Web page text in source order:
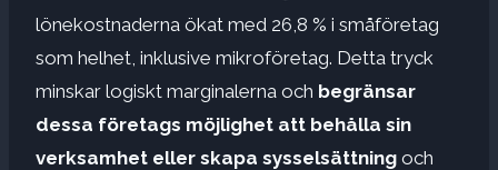
lönekostnaderna ökat med 26,8 % i småföretag
som helhet, inklusive mikroföretag. Detta tryck
minskar logiskt marginalerna och begränsar
dessa företags möjlighet att behålla sin
verksamhet eller skapa sysselsättning och